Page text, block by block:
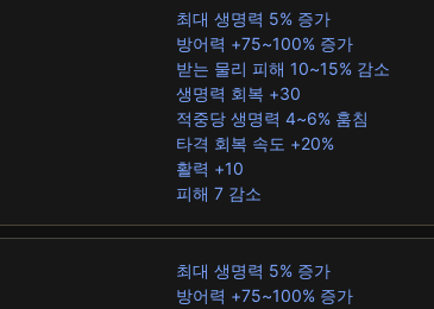
최대 생명력 5% 증가
방어력 +75~100% 증가
받는 물리 피해 10~15% 감소
생명력 회복 +30
적중당 생명력 4~6% 훔침
타격 회복 속도 +20%
활력 +10
피해 7 감소
최대 생명력 5% 증가
방어력 +75~100% 증가